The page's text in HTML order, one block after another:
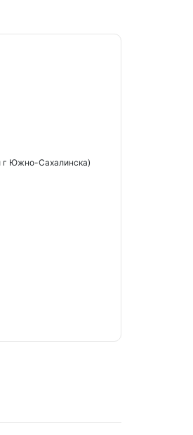
г Южно-Сахалинска)